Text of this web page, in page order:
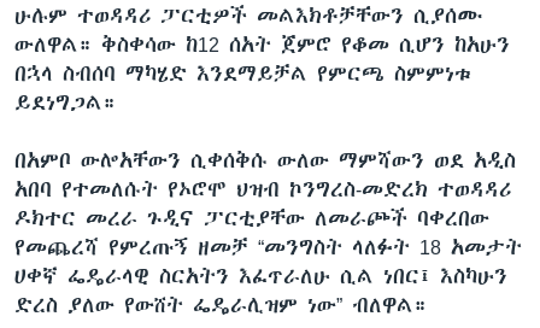
ቋንቋዎች
ሁሉም ተወዳዳሪ ፓርቲዎች መልእክቶቻቸውን ሲያሰሙ
ውለዋል። ቅስቀሳው ከ12 ሰአት ጀምሮ የቆመ ሲሆን ከአሁን
በኋላ ስብሰባ ማካሄድ እንደማይቻል የምርጫ ስምምነቱ
ይደነግጋል።
በአምቦ ውሎአቸውን ሲቀሰቅሱ ውለው ማምሻውን ወደ አዲስ
አበባ የተመለሱት የኦሮሞ ህዝብ ኮንግረስ-መድረክ ተወዳዳሪ
ዶክተር መረራ ጉዲና ፓርቲያቸው ለመራጮች ባቀረበው
የመጨረሻ የምረጡኝ ዘመቻ “መንግስት ላለፉት 18 አመታት
ሀቀኛ ፌዴራላዊ ስርአትን እፈጥራለሁ ሲል ነበር፤ እስካሁን
ድረስ ያለው የውሸት ፌዴራሊዝም ነው” ብለዋል።